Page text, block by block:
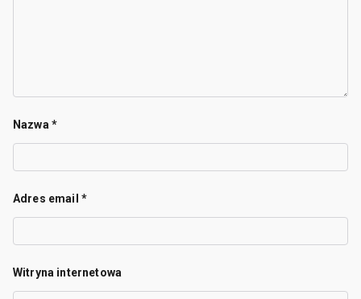
Nazwa*
Adres email *
Witryna internetowa